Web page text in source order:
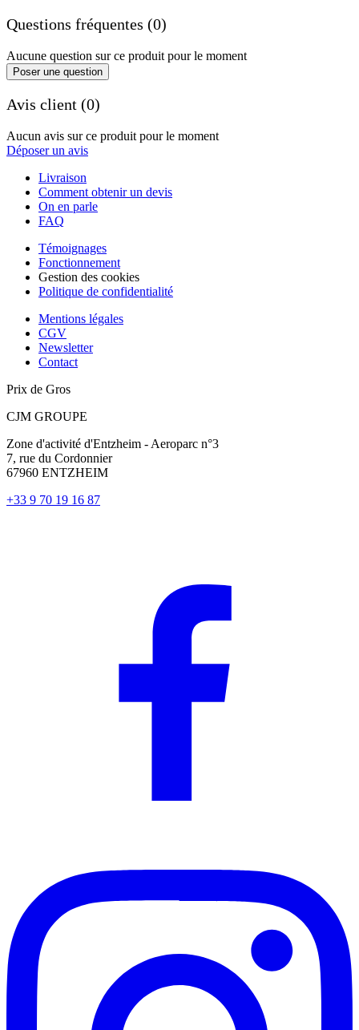
Questions fréquentes (0)
Aucune question sur ce produit pour le moment
Poser une question
Avis client (0)
Aucun avis sur ce produit pour le moment
Déposer un avis
Livraison
Comment obtenir un devis
On en parle
FAQ
Témoignages
Fonctionnement
Gestion des cookies
Politique de confidentialité
Mentions légales
CGV
Newsletter
Contact
Prix de Gros
CJM GROUPE
Zone d'activité d'Entzheim - Aeroparc n°3
7, rue du Cordonnier
67960 ENTZHEIM
+33 9 70 19 16 87